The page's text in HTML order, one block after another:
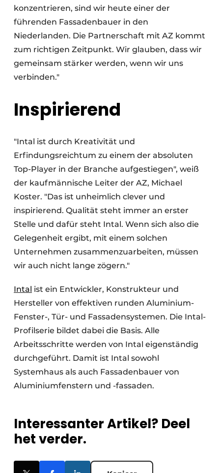
konzentrieren, sind wir heute einer der
führenden Fassadenbauer in den
Niederlanden. Die Partnerschaft mit AZ kommt
zum richtigen Zeitpunkt. Wir glauben, dass wir
gemeinsam stärker werden, wenn wir uns
verbinden."
Inspirierend
"Intal ist durch Kreativität und
Erfindungsreichtum zu einem der absoluten
Top-Player in der Branche aufgestiegen", weiß
der kaufmännische Leiter der AZ, Michael
Koster. "Das ist unheimlich clever und
inspirierend. Qualität steht immer an erster
Stelle und dafür steht Intal. Wenn sich also die
Gelegenheit ergibt, mit einem solchen
Unternehmen zusammenzuarbeiten, müssen
wir auch nicht lange zögern."
Intal ist ein Entwickler, Konstrukteur und
Hersteller von effektiven runden Aluminium-
Fenster-, Tür- und Fassadensystemen. Die Intal-
Profilserie bildet dabei die Basis. Alle
Arbeitsschritte werden von Intal eigenständig
durchgeführt. Damit ist Intal sowohl
Systemhaus als auch Fassadenbauer von
Aluminiumfenstern und -fassaden.
Interessanter Artikel? Deel
het verder.